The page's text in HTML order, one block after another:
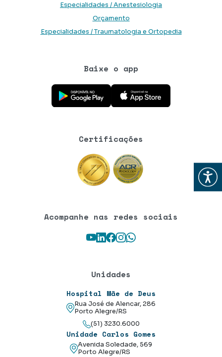
Abrir
Especialidades / Anestesiologia
Orçamento
Especialidades / Traumatologia e Ortopedia
Baixe o app
Baixe o aplicativo na Google Play Store
Baixe o aplicativo na App Store
Certificações
Acompanhe nas redes sociais
Youtube
LinkedIn
Facebook
Instagram
WhatsApp
Unidades
Hospital Mãe de Deus
Rua José de Alencar, 286
Porto Alegre/RS
(51) 3230.6000
Unidade Carlos Gomes
Avenida Soledade, 569
Porto Alegre/RS